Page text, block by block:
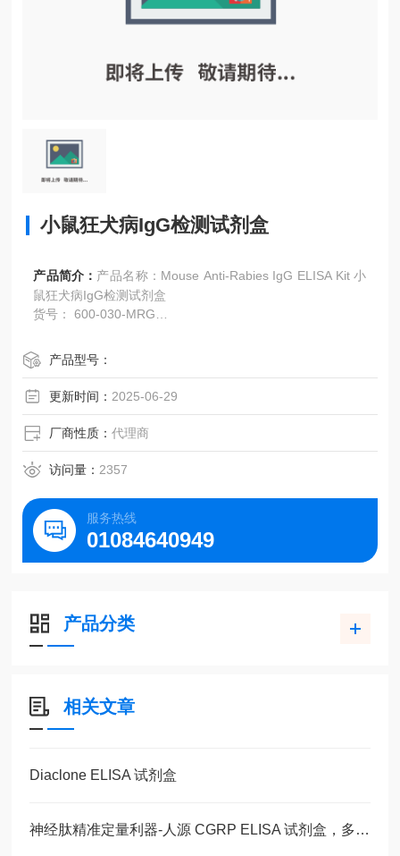
小鼠狂犬病IgG检测试剂盒
产品简介： 产品名称：Mouse Anti-Rabies IgG ELISA Kit 小
鼠狂犬病IgG检测试剂盒
货号： 600-030-MRG
产品型号：
更新时间： 2025-06-29
厂商性质：代理商
访问量： 2357
服务热线
01084640949
产品分类
相关文章
Diaclone ELISA 试剂盒
神经肽精准定量利器-人源 CGRP ELISA 试剂盒，多类型样本直接检测